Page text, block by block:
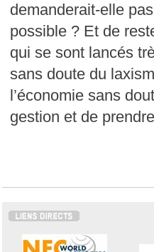
demanderait-elle
possible ? Et de
qui se sont lancés
sans doute du
l’économie sans
gestion et de